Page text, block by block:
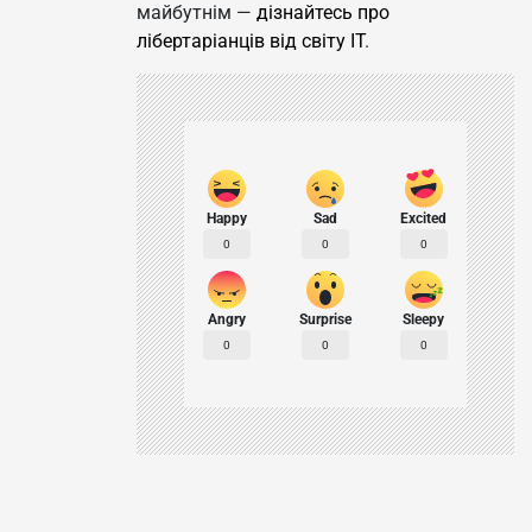
майбутнім — дізнайтесь про
лібертаріанців від світу IT.
Happy
0
Sad
0
Excited
0
Angry
0
Surprise
0
Sleepy
0